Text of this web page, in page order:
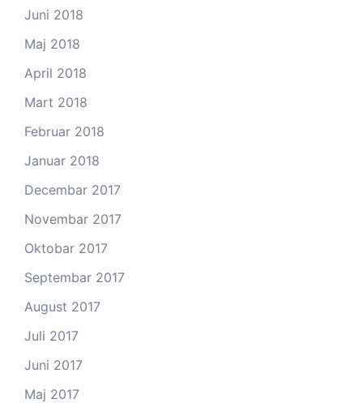
Juni 2018
Maj 2018
April 2018
Mart 2018
Februar 2018
Januar 2018
Decembar 2017
Novembar 2017
Oktobar 2017
Septembar 2017
August 2017
Juli 2017
Juni 2017
Maj 2017